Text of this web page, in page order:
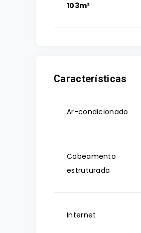
103m²
Características
Ar-condicionado
Cabeamento
estruturado
Internet